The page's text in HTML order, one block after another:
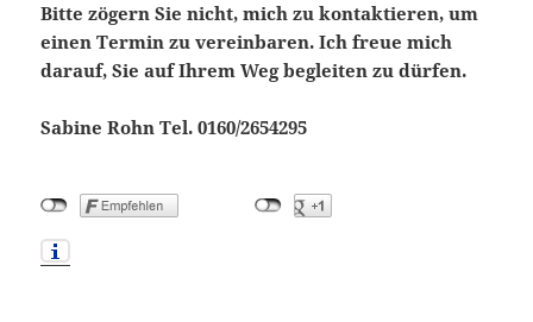
Bitte zögern Sie nicht, mich zu kontaktieren, um
einen Termin zu vereinbaren. Ich freue mich
darauf, Sie auf Ihrem Weg begleiten zu dürfen.
Sabine Rohn Tel. 0160/2654295